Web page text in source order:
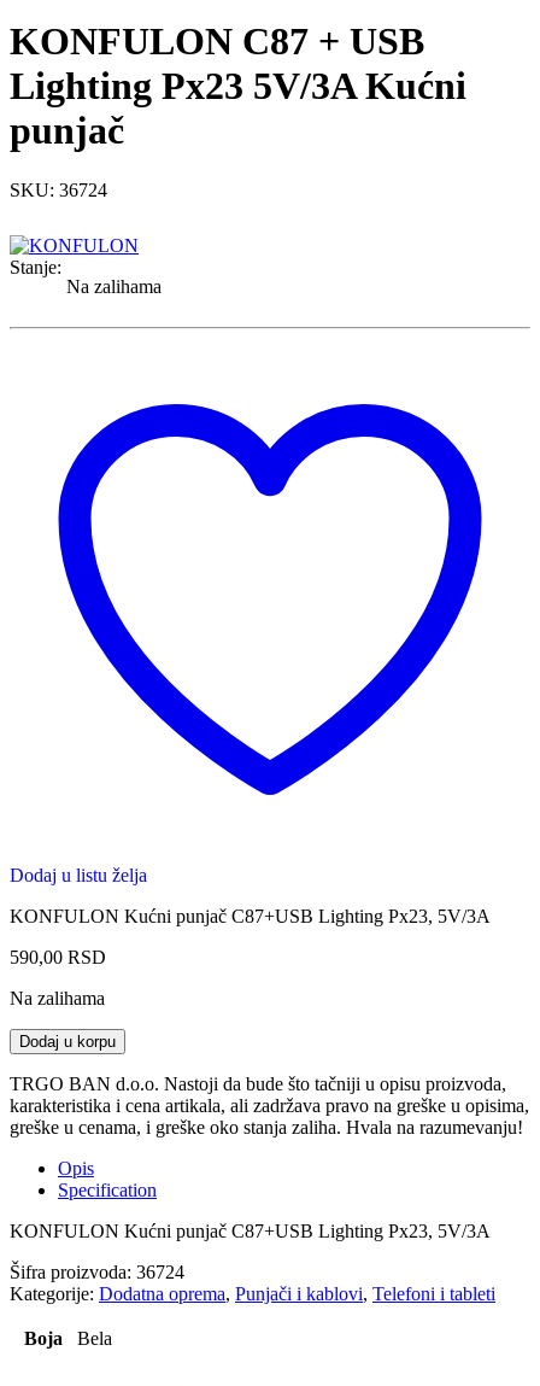
KONFULON C87 + USB
Lighting Px23 5V/3A Kućni
punjač
SKU: 36724
Stanje:
Na zalihama
Dodaj u listu želja
KONFULON Kućni punjač C87+USB Lighting Px23, 5V/3A
590,00 RSD
Na zalihama
KONFULON
C87
+
USB
Lighting
5V/3A
Kućni
quantity
Dodaj u korpu
TRGO BAN d.o.o. Nastoji da bude što tačniji u opisu proizvoda,
karakteristika i cena artikala, ali zadržava pravo na greške u opisima,
greške u cenama, i greške oko stanja zaliha. Hvala na razumevanju!
Opis
Specification
KONFULON Kućni punjač C87+USB Lighting Px23, 5V/3A
Šifra proizvoda: 36724
Kategorije: Dodatna oprema, Punjači i kablovi, Telefoni i tableti
Boja Bela